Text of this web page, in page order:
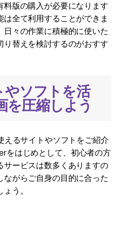
版の購入が必要になります
全て利用することができま
々の作業に積極的に使いた
替えを検討するのがおすす
やソフトを活
を圧縮しよう
えるサイトやソフトをご紹介
をはじめとして、初心者の方
サービスは数多くありますの
がらご自身の目的に合った
う。